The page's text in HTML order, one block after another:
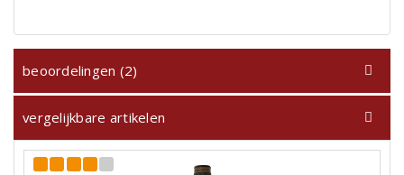
beoordelingen (2)
vergelijkbare artikelen